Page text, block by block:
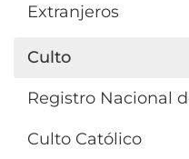
Extranjeros
Culto
Registro Nacional
Culto Católico